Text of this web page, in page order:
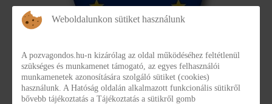
A személyes adatok kezelésével összefüggő
tevékenységeinket az Európai Unió általános
Weboldalunkon sütiket használunk
A pozvagondos.hu-n kizárólag az oldal működéséhez feltétlenül
szükséges és munkamenet támogató, az egyes felhasználói
munkamenetek azonosítására szolgáló sütiket (cookies)
használunk. A Hatóság oldalán alkalmazott funkcionális sütikről
bővebb tájékoztatás a Tájékoztatás a sütikről gomb